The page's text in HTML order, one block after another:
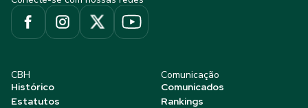
CBH
Histórico
Estatutos
Comunicação
Comunicados
Rankings